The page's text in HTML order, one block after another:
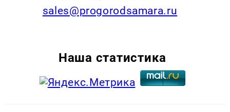
sales@progorodsamara.ru
Наша статистика